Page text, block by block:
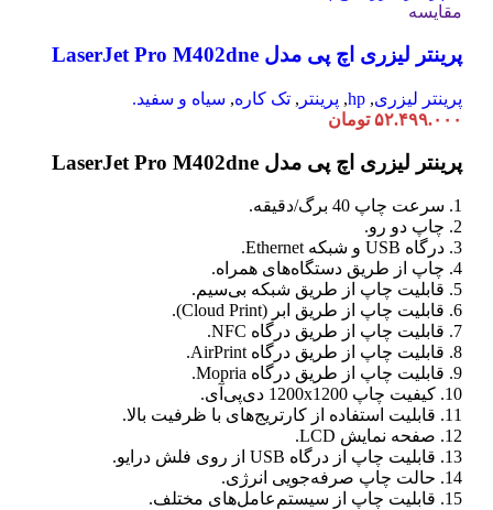
مقایسه
پرینتر لیزری اچ پی مدل LaserJet Pro M402dne
پرینتر لیزری,
hp
, پرینتر , تک کاره, سیاه و سفید.
۵۲.۴۹۹.۰۰۰ تومان
پرینتر لیزری اچ پی مدل LaserJet Pro M402dne
1. سرعت چاپ 40 برگ/دقیقه.
2. چاپ دو رو.
3. درگاه USB و شبکه Ethernet.
4. چاپ از طریق دستگاه‌های همراه.
5. قابلیت چاپ از طریق شبکه بی‌سیم.
6. قابلیت چاپ از طریق ابر (Cloud Print).
7. قابلیت چاپ از طریق درگاه NFC.
8. قابلیت چاپ از طریق درگاه AirPrint.
9. قابلیت چاپ از طریق درگاه Mopria.
10. کیفیت چاپ 1200x1200 دی‌پی‌آی.
11. قابلیت استفاده از کارتریج‌های با ظرفیت بالا.
12. صفحه نمایش LCD.
13. قابلیت چاپ از درگاه USB از روی فلش درایو.
14. حالت چاپ صرفه‌جویی انرژی.
15. قابلیت چاپ از سیستم‌عامل‌های مختلف.